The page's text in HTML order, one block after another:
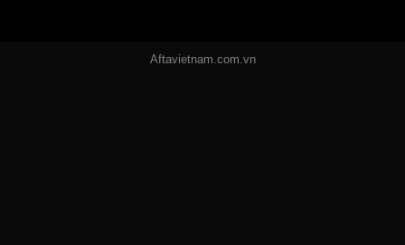
Aftavietnam.com.vn